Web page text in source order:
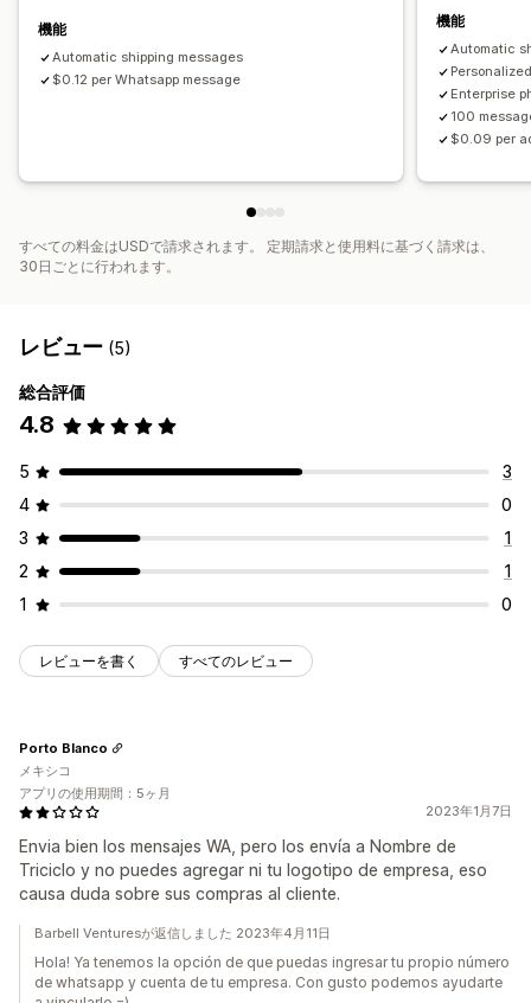
機能
Automatic shipping messages
$0.12 per Whatsapp message
機能
Automatic
Enterprise
100
$0.09 per
すべての料金はUSDで請求されます。 定期請求と使用料に基づく請求は、
30日ごとに行われます。
レビュー (5)
総合評価
4.8
5
3
4
0
3
1
2
1
1
0
レビューを書く すべてのレビュー
2023年1月7日
Envia bien los mensajes WA, pero los envía a Nombre de
Triciclo y no puedes agregar ni tu logotipo de empresa, eso
causa duda sobre sus compras al cliente.
Porto Blanco
メキシコ
アプリの使用期間：5ヶ月
Barbell Venturesが返信しました 2023年4月11日
Hola! Ya tenemos la opción de que puedas ingresar tu propio número
de whatsapp y cuenta de tu empresa. Con gusto podemos ayudarte